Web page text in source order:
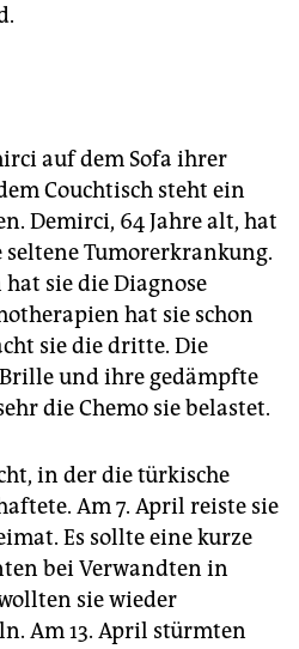
auf dem Sofa ihrer
Couchtisch steht ein
Demirci, 64 Jahre alt, hat
Tumorerkrankung.
sie die Diagnose
hat sie schon
sie die dritte. Die
und ihre gedämpfte
die Chemo sie belastet.
in der die türkische
Am 7. April reiste sie
Es sollte eine kurze
bei Verwandten in
sie wieder
Am 13. April stürmten